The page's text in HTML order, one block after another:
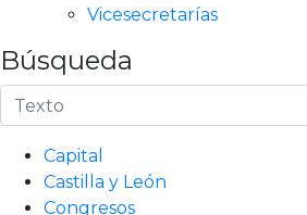
Vicesecretarías
Búsqueda
Capital
Castilla y León
Congresos